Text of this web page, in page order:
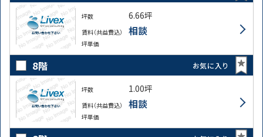
坪数 6.66坪
賃料（共益費込） 相談
坪単価
8階 お気に入り
坪数 1.00坪
賃料（共益費込） 相談
坪単価